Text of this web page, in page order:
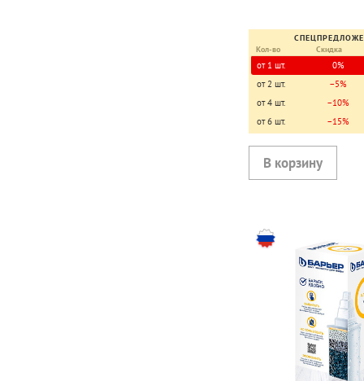
Кол-во
Скидка
от 1 шт. 0%
от 2 шт.
−5%
от 4 шт.
−10%
от 6 шт.
−15%